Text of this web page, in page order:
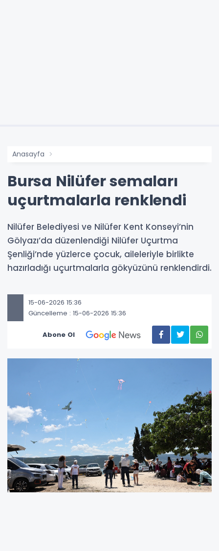
Anasayfa
Bursa Nilüfer semaları
uçurtmalarla renklendi
Nilüfer Belediyesi ve Nilüfer Kent Konseyi’nin
Gölyazı’da düzenlendiği Nilüfer Uçurtma
Şenliği’nde yüzlerce çocuk, aileleriyle birlikte
hazırladığı uçurtmalarla gökyüzünü renklendirdi.
15-06-2026 15:36
Güncelleme : 15-06-2026 15:36
Abone Ol